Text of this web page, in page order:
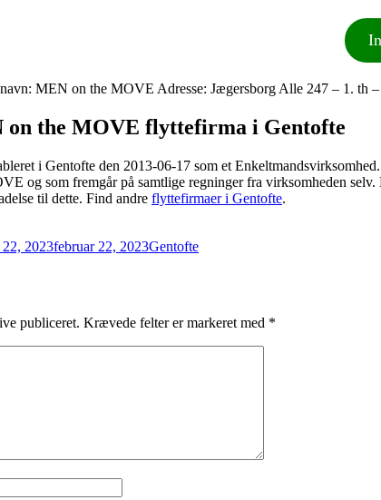
MEN on the MOVE Adresse: Jægersborg Alle 247 – 1. th
the MOVE flyttefirma i Gentofte
i Gentofte den 2013-06-17 som et
og som fremgår på samtlige regninger fra virksomheden
til dette. Find andre flyttefirmaer i Gentofte.
2023februar 22, 2023Gentofte
publiceret. Krævede felter er markeret med *